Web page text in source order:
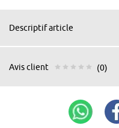
Descriptif article
Avis client (0)